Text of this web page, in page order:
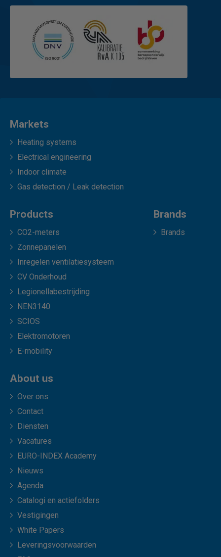
Markets
Heating systems
Electrical engineering
Indoor climate
Gas detection / Leak detection
Products
CO2-meters
Zonnepanelen
Inregelen ventilatiesysteem
CV Onderhoud
Legionellabestrijding
NEN3140
SCIOS
Elektromotoren
E-mobility
Brands
Brands
About us
Over ons
Contact
Diensten
Vacatures
EURO-INDEX Academy
Nieuws
Agenda
Catalogi en actiefolders
Vestigingen
White Papers
Leveringsvoorwaarden